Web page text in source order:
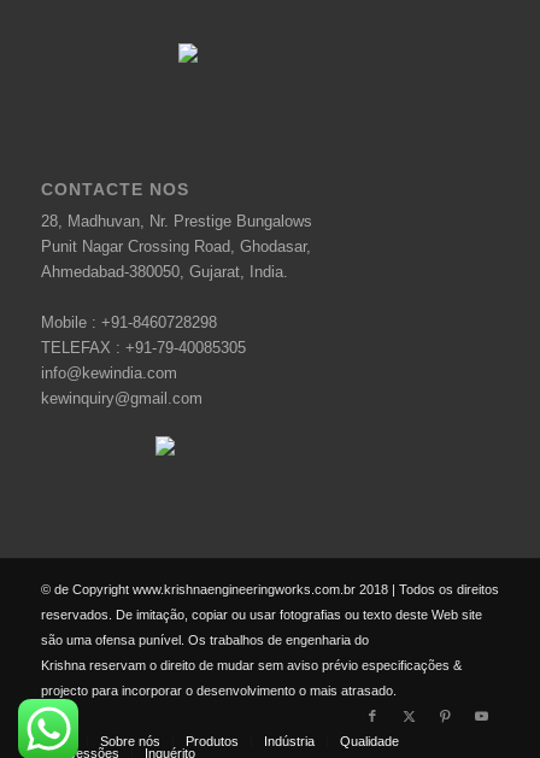
CONTACTE NOS
28, Madhuvan, Nr. Prestige Bungalows
Punit Nagar Crossing Road, Ghodasar,
Ahmedabad-380050, Gujarat, India.
Mobile : +91-8460728298
TELEFAX : +91-79-40085305
info@kewindia.com
kewinquiry@gmail.com
© de Copyright www.krishnaengineeringworks.com.br 2018 | Todos os direitos
reservados. De imitação, copiar ou usar fotografias ou texto deste Web site
são uma ofensa punível. Os trabalhos de engenharia do
Krishna reservam o direito de mudar sem aviso prévio especificações &
projecto para incorporar o desenvolvimento o mais atrasado.
Casa Sobre nós Produtos Indústria
Qualidade
Concessões
Inquérito